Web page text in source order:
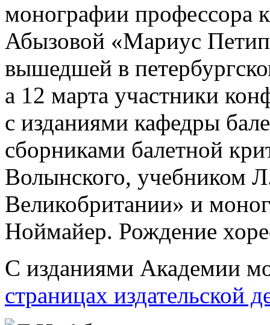
монографии профессора
Абызовой «Мариус
вышедшей в
а 12 марта участники
с изданиями кафедры
сборниками балетной
Волынского, учебником
Великобритании» и
Ноймайер. Рождение
С изданиями Академии
страницах издательской